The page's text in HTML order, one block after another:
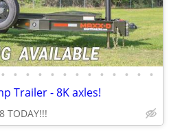
• • • • • • • • • • • • •
Trailer - 8K axles!
TODAY!!!